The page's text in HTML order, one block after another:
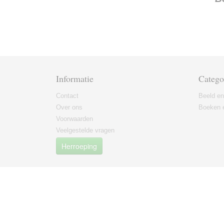
Informatie
Contact
Over ons
Voorwaarden
Veelgestelde vragen
Herroeping
Beeld
Boeken